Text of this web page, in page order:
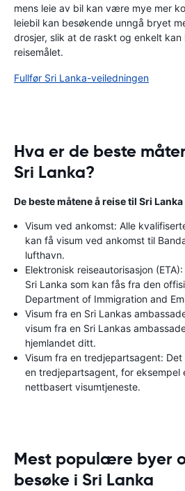
mens leie av bil kan være mye mer
leiebil kan besøkende unngå bryet
drosjer, slik at de raskt og enkelt kan
reisemålet.
Fullfør Sri Lanka-veiledningen
Hva er de beste
Sri Lanka?
De beste måtene å reise til Sri Lanka
Visum ved ankomst: Alle
kan få visum ved ankomst til
lufthavn.
Elektronisk reiseautorisasjon
Sri Lanka som kan fås fra den
Department of Immigration and
Visum fra en Sri Lankas
visum fra en Sri Lankas
hjemlandet ditt.
Visum fra en tredjepartsagent:
en tredjepartsagent, for eksempel
nettbasert visumtjeneste.
Mest populære byer
besøke i Sri Lanka